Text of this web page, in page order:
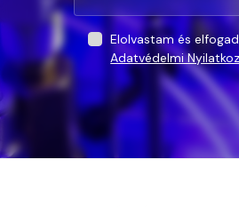
Elolvastam és
Adatvédelmi